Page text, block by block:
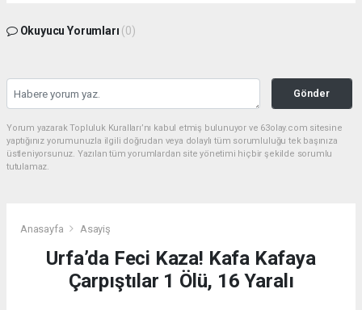
Okuyucu Yorumları (0)
Gönder
Yorum yazarak Topluluk Kuralları’nı kabul etmiş bulunuyor ve 63olay.com sitesine
yaptığınız yorumunuzla ilgili doğrudan veya dolaylı tüm sorumluluğu tek başınıza
üstleniyorsunuz. Yazılan tüm yorumlardan site yönetimi hiçbir şekilde sorumlu
tutulamaz.
Anasayfa Asayiş
Urfa’da Feci Kaza! Kafa Kafaya
Çarpıştılar 1 Ölü, 16 Yaralı